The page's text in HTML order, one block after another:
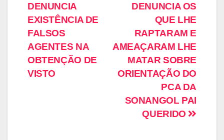
DENUNCIA OS
QUE LHE
RAPTARAM E
AMEAÇARAM LHE
MATAR SOBRE
ORIENTAÇÃO DO
PCA DA
SONANGOL PAI
QUERIDO
DENUNCIA
EXISTÊNCIA DE
FALSOS
AGENTES NA
OBTENÇÃO DE
VISTO